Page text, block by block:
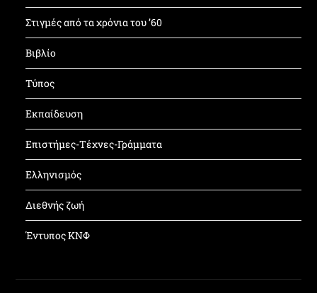
Στιγμές από τα χρόνια του ’60
Βιβλίο
Τύπος
Εκπαίδευση
Επιστήμες-Τέχνες-Γράμματα
Ελληνισμός
Διεθνής ζωή
Έντυπος ΚΝΦ